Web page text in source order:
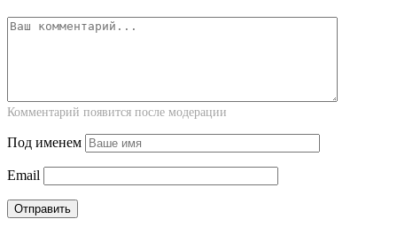
Комментарий появится после модерации
Под именем
Email